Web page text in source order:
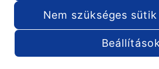
Beállítások
Nem szükséges